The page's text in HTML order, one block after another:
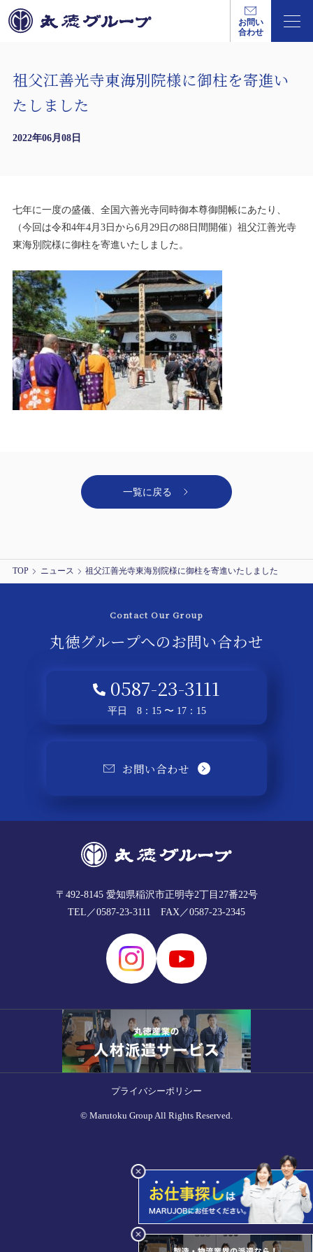
お問い
合わせ
祖父江善光寺東海別院様に御柱を寄進い
たしました
2022年06月08日
七年に一度の盛儀、全国六善光寺同時御本尊御開帳にあたり、
（今回は令和4年4月3日から6月29日の88日間開催）祖父江善光寺
東海別院様に御柱を寄進いたしました。
一覧に戻る
TOP ニュース 祖父江善光寺東海別院様に御柱を寄進いたしました
Contact Our Group
丸徳グループへのお問い合わせ
0587-23-3111
平日 8：15 〜 17：15
お問い合わせ
〒492-8145 愛知県稲沢市正明寺2丁目27番22号
TEL／0587-23-3111 FAX／0587-23-2345
プライバシーポリシー
© Marutoku Group All Rights Reserved.